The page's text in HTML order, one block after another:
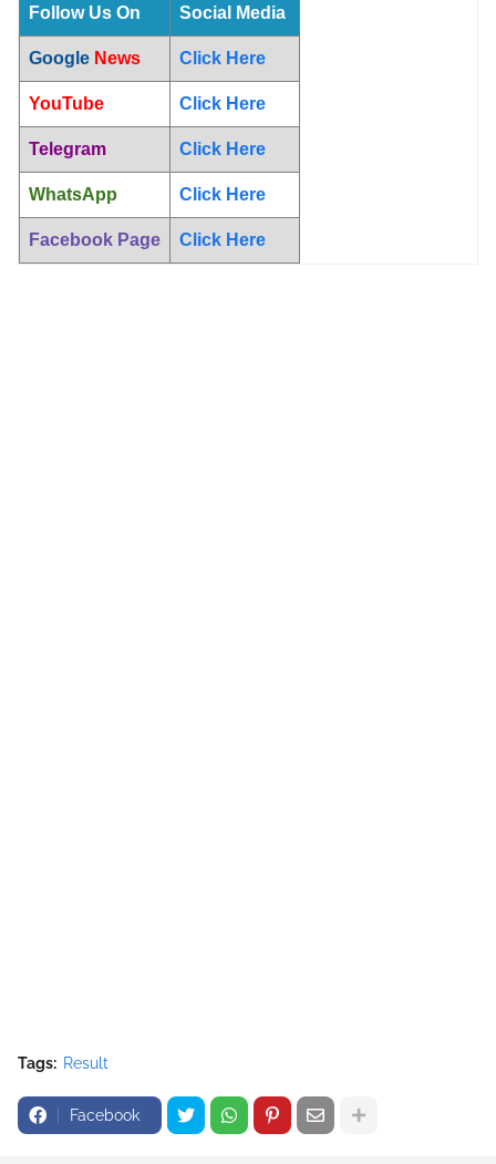
Follow Us On Social Media
Google News Click Here
YouTube Click Here
Telegram Click Here
WhatsApp Click Here
Facebook Page Click Here
Tags: Result
Facebook